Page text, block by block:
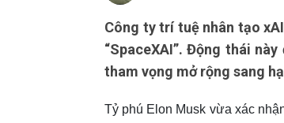
Công ty trí tuệ nhân tạo
“SpaceXAI”. Động thái
tham vọng mở rộng sang
Tỷ phú Elon Musk vừa xác